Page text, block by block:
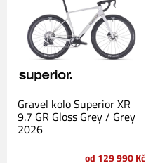
Gravel kolo Superior XR
9.7 GR Gloss Grey / Grey
2026
od 129 990 Kč